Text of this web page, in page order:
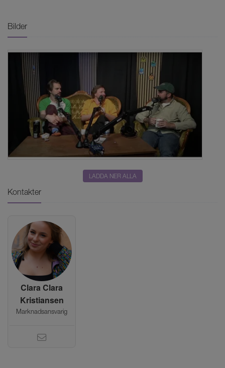
Bilder
LADDA NER ALLA
Kontakter
Clara Clara
Kristiansen
Marknadsansvarig